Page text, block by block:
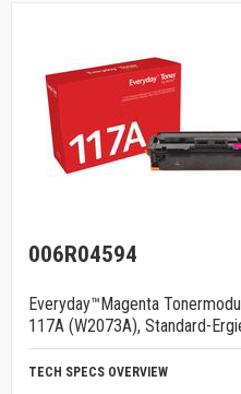
006R04594
Everyday™Magenta
117A (W2073A), Standard-
TECH SPECS OVERVIEW